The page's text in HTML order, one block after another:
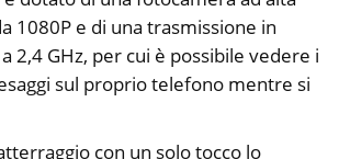
1080P e di una trasmissione in
2,4 GHz, per cui è possibile vedere i
sul proprio telefono mentre si
con un solo tocco lo